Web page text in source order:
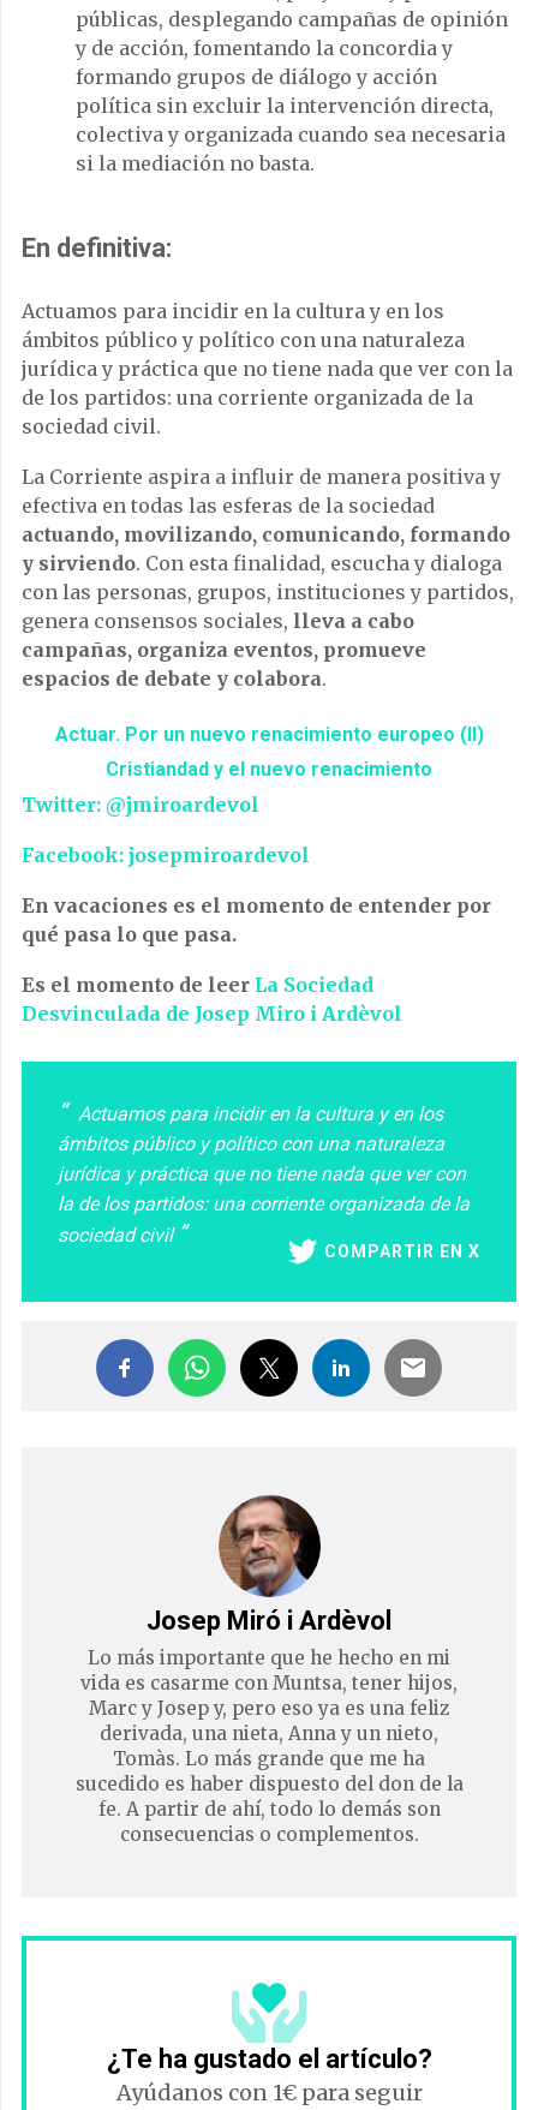
públicas, desplegando campañas de opinión
y de acción, fomentando la concordia y
formando grupos de diálogo y acción
política sin excluir la intervención directa,
colectiva y organizada cuando sea necesaria
si la mediación no basta.
En definitiva:
Actuamos para incidir en la cultura y en los
ámbitos público y político con una naturaleza
jurídica y práctica que no tiene nada que ver con la
de los partidos: una corriente organizada de la
sociedad civil.
La Corriente aspira a influir de manera positiva y
efectiva en todas las esferas de la sociedad
actuando, movilizando, comunicando, formando
y sirviendo. Con esta finalidad, escucha y dialoga
con las personas, grupos, instituciones y partidos,
genera consensos sociales, lleva a cabo
campañas, organiza eventos, promueve
espacios de debate y colabora.
Actuar. Por un nuevo renacimiento europeo (II)
Cristiandad y el nuevo renacimiento
Twitter: @jmiroardevol
Facebook: josepmiroardevol
En vacaciones es el momento de entender por
qué pasa lo que pasa.
Es el momento de leer La Sociedad
Desvinculada de Josep Miro i Ardèvol
Actuamos para incidir en la cultura y en los
ámbitos público y político con una naturaleza
jurídica y práctica que no tiene nada que ver con
la de los partidos: una corriente organizada de la
sociedad civil
COMPARTIR EN X
Josep Miró i Ardèvol
Lo más importante que he hecho en mi
vida es casarme con Muntsa, tener hijos,
Marc y Josep y, pero eso ya es una feliz
derivada, una nieta, Anna y un nieto,
Tomàs. Lo más grande que me ha
sucedido es haber dispuesto del don de la
fe. A partir de ahí, todo lo demás son
consecuencias o complementos.
¿Te ha gustado el artículo?
Ayúdanos con 1€ para seguir